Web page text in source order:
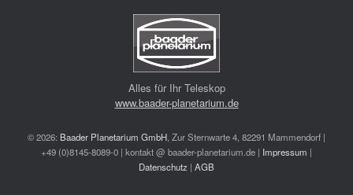
Alles für Ihr Teleskop
www.baader-planetarium.de
© 2026: Baader Planetarium GmbH , Zur Sternwarte 4, 82291 Mammendorf |
+49 (0)8145-8089-0 | kontakt @ baader-planetarium.de | Impressum |
Datenschutz | AGB